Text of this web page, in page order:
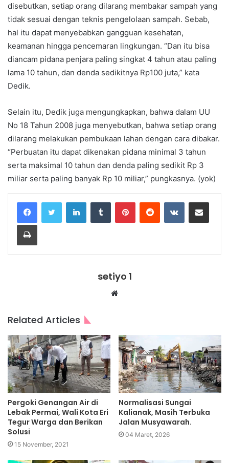
disebutkan, setiap orang dilarang membakar sampah yang
tidak sesuai dengan teknis pengelolaan sampah. Sebab,
hal itu dapat menyebabkan gangguan kesehatan,
keamanan hingga pencemaran lingkungan. “Dan itu bisa
diancam pidana penjara paling singkat 4 tahun atau paling
lama 10 tahun, dan denda sedikitnya Rp100 juta,” kata
Dedik.
Selain itu, Dedik juga mengungkapkan, bahwa dalam UU
No 18 Tahun 2008 juga menyebutkan, bahwa setiap orang
dilarang melakukan pembukaan lahan dengan cara dibakar.
“Perbuatan itu dapat dikenakan pidana minimal 3 tahun
serta maksimal 10 tahun dan denda paling sedikit Rp 3
miliar serta paling banyak Rp 10 miliar,” pungkasnya. (yok)
LinkedInTumblr PinterestReddit VKontakteShare via Email
Print
setiyo 1
Website
Related Articles
Pergoki Genangan Air di
Lebak Permai, Wali Kota Eri
Tegur Warga dan Berikan
Solusi
15 November, 2021
Normalisasi Sungai
Kalianak, Masih Terbuka
Jalan Musyawarah.
04 Maret, 2026